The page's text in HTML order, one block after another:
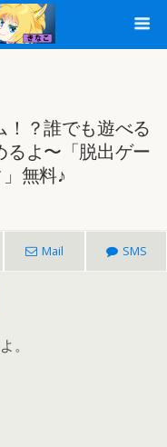
？誰でも遊べる
よ〜「脱出ゲー
無料♪
Mail SMS
有。